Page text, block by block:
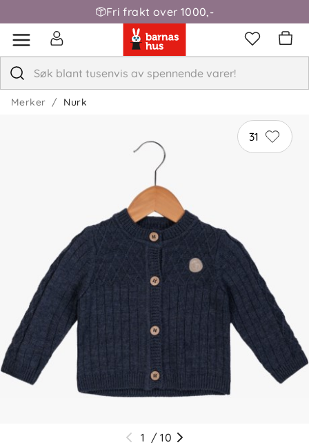
Fri frakt over 1000,-
Merker Nurk
31
1 / 10